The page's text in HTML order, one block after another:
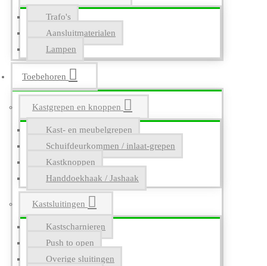
Trafo's
Aansluitmaterialen
Lampen
Toebehoren
Kastgrepen en knoppen
Kast- en meubelgrepen
Schuifdeurkommen / inlaat-grepen
Kastknoppen
Handdoekhaak / Jashaak
Kastsluitingen
Kastscharnieren
Push to open
Overige sluitingen